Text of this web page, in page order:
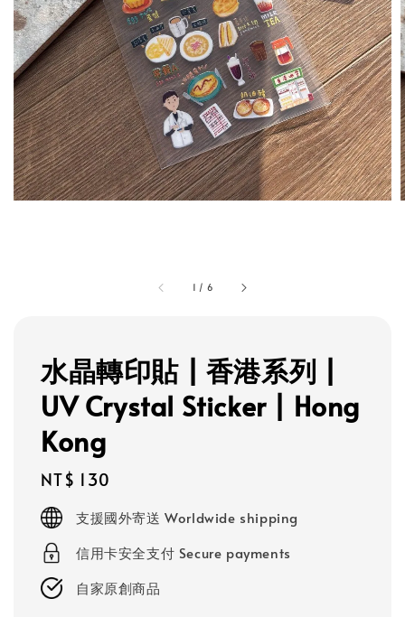
1 / 6
水晶轉印貼 | 香港系列 |
UV Crystal Sticker | Hong
Kong
Regular
price
NT$ 130
支援國外寄送 Worldwide shipping
信用卡安全支付 Secure payments
自家原創商品